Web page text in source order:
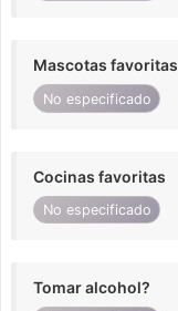
Mascotas favoritas
No especificado
Cocinas favoritas
No especificado
Tomar alcohol?